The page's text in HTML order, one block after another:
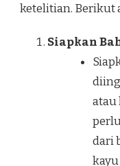
ketelitian. Berikut
Siapkan
atau
dari